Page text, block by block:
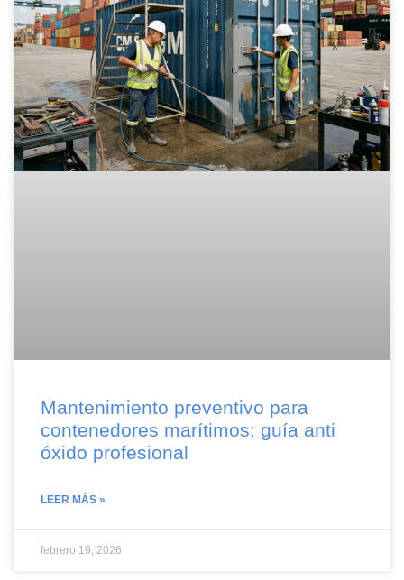
Mantenimiento preventivo para
contenedores marítimos: guía anti
óxido profesional
LEER MÁS »
febrero 19, 2026